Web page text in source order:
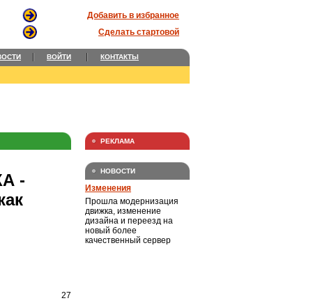
Добавить в избранное
Сделать стартовой
ВОЙТИ КОНТАКТЫ
-
27
РЕКЛАМА
НОВОСТИ
Изменения
Прошла модернизация
движка, изменение
дизайна и переезд на
новый более
качественный сервер